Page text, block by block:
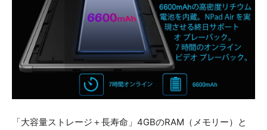
「大容量ストレージ＋長寿命」4GBのRAM（メモリー）と